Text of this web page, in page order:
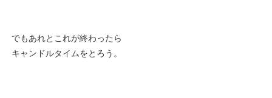
でもあれとこれが終わったら
キャンドルタイムをとろう。